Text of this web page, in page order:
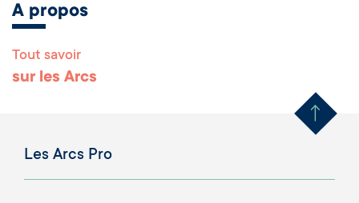
A propos
Tout savoir
sur les Arcs Remonter
Les Arcs Pro